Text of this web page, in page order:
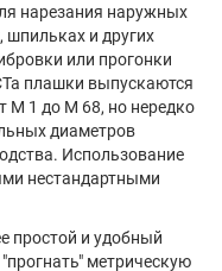
нарезания наружных
шпильках и других
или прогонки
плашки выпускаются
М 1 до М 68, но нередко
диаметров
Использование
нестандартными
простой и удобный
метрическую